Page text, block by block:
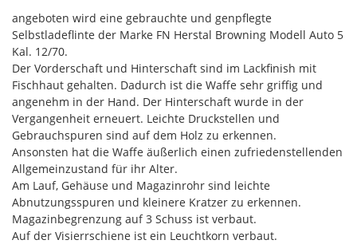
angeboten wird eine gebrauchte und genpflegte
Selbstladeflinte der Marke FN Herstal Browning Modell Auto 5
Kal. 12/70.
Der Vorderschaft und Hinterschaft sind im Lackfinish mit
Fischhaut gehalten. Dadurch ist die Waffe sehr griffig und
angenehm in der Hand. Der Hinterschaft wurde in der
Vergangenheit erneuert. Leichte Druckstellen und
Gebrauchspuren sind auf dem Holz zu erkennen.
Ansonsten hat die Waffe äußerlich einen zufriedenstellenden
Allgemeinzustand für ihr Alter.
Am Lauf, Gehäuse und Magazinrohr sind leichte
Abnutzungsspuren und kleinere Kratzer zu erkennen.
Magazinbegrenzung auf 3 Schuss ist verbaut.
Auf der Visierrschiene ist ein Leuchtkorn verbaut.